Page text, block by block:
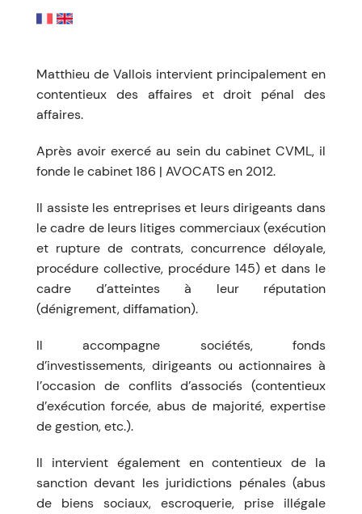
Matthieu de Vallois intervient principalement en
contentieux des affaires et droit pénal des
affaires.
Après avoir exercé au sein du cabinet CVML, il
fonde le cabinet 186 | AVOCATS en 2012.
Il assiste les entreprises et leurs dirigeants dans
le cadre de leurs litiges commerciaux (exécution
et rupture de contrats, concurrence déloyale,
procédure collective, procédure 145) et dans le
cadre d’atteintes à leur réputation
(dénigrement, diffamation).
Il accompagne sociétés, fonds
d’investissements, dirigeants ou actionnaires à
l’occasion de conflits d’associés (contentieux
d’exécution forcée, abus de majorité, expertise
de gestion, etc.).
Il intervient également en contentieux de la
sanction devant les juridictions pénales (abus
de biens sociaux, escroquerie, prise illégale